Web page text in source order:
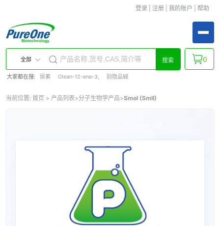
登录 注册 我的账户 帮助
全部 搜索
大家都在搜: 尿素 Olean-12-ene-3, 别隐品碱
0
当前位置: 首页 > 产品列表>分子生物学产品>SmoI (SmlI)